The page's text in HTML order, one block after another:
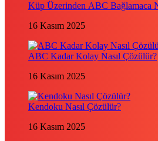
Küp Üzerinden ABC Bağlamaca
16 Kasım 2025
ABC Kadar Kolay Nasıl Çözülür?
16 Kasım 2025
Kendoku Nasıl Çözülür?
16 Kasım 2025